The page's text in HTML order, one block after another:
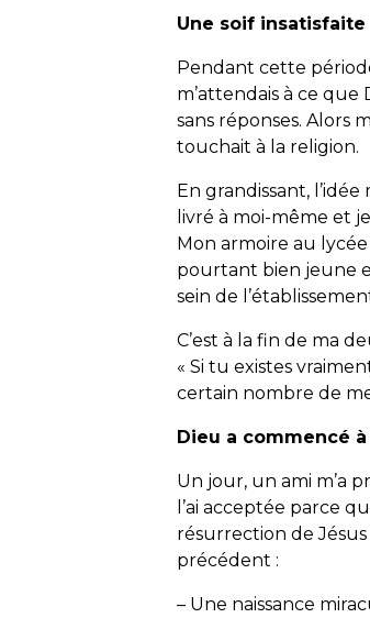
Une soif insatisfaite
Pendant cette
m’attendais à ce
sans réponses. Alors
touchait à la religion.
En grandissant,
livré à moi-même et
Mon armoire au
pourtant bien jeune
sein de
C’est à la fin de ma
« Si tu existes
certain nombre de
Dieu a commencé
Un jour, un ami m’a
l’ai acceptée parce
résurrection de
précédent :
– Une naissance